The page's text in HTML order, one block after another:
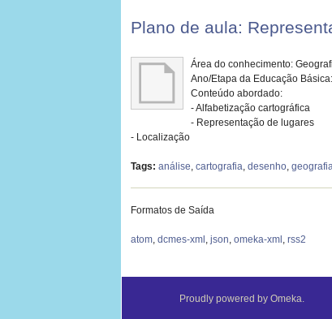
Plano de aula:
Área do conhecimento:
Ano/Etapa da Educação
Conteúdo abordado:
- Alfabetização cartográfica
- Representação de lugares
- Localização
Tags: análise,cartografia,desenho,
Formatos de Saída
atom,dcmes-xml ,json,omeka-xml ,rss2
Proudly powered byOmeka.